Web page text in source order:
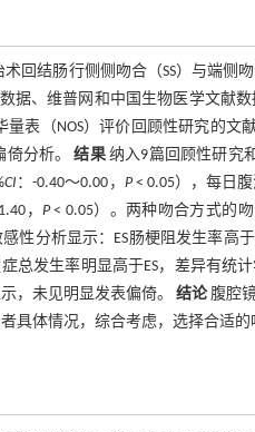
回结肠行侧侧吻合（SS）与端侧
据、维普网和中国生物医学文献
表（NOS）评价回顾性研究的文
倚分析。结果纳入9篇回顾性研究
CI ：-0.40～0.00， P< 0.05），每日
，P< 0.05）。两种吻合方式的
性分析显示：ES肠梗阻发生率高
总发生率明显高于ES，差异有统
，未见明显发表偏倚。结论腹腔
具体情况，综合考虑，选择合适的